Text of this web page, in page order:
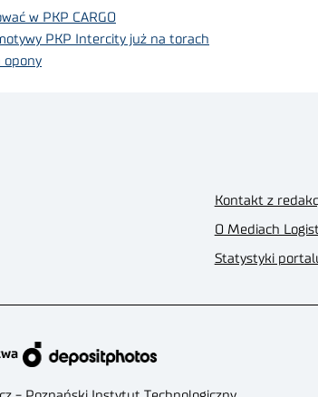
w PKP CARGO
PKP Intercity już na torach
opony
Kontakt z
O Mediach
Statystyki